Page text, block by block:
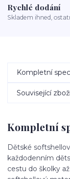
Rychlé dodání
Skladem ihned,
Kompletní
Související
Kompletní
Dětské
každodenním
cestu do školky